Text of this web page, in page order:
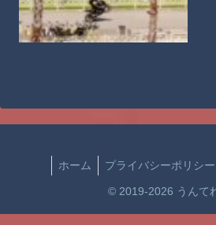
ホーム プライバシーポリシー
© 2019-2026 うんて